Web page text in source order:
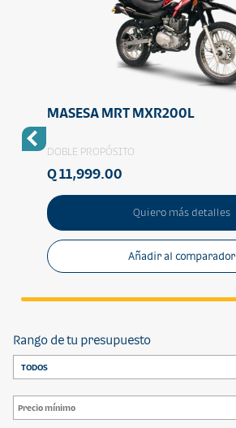
MASESA MRT MXR200L
DOBLE PROPÓSITO
Q 11,999.00
Quiero más detalles
Añadir al comparador
Rango de tu presupuesto